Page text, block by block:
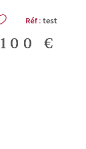
Réf : test
100 €